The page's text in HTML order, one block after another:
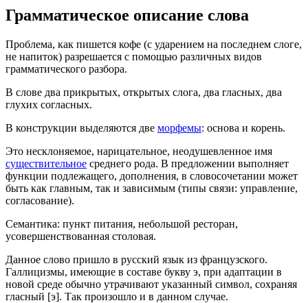
Грамматическое описание слова
Проблема, как пишется кофе (с ударением на последнем слоге,
не напиток) разрешается с помощью различных видов
грамматического разбора.
В слове два прикрытых, открытых слога, два гласных, два
глухих согласных.
В конструкции выделяются две морфемы: основа и корень.
Это несклоняемое, нарицательное, неодушевленное имя
существительное среднего рода. В предложении выполняет
функции подлежащего, дополнения, в словосочетании может
быть как главным, так и зависимым (типы связи: управление,
согласование).
Семантика: пункт питания, небольшой ресторан,
усовершенствованная столовая.
Данное слово пришло в русский язык из французского.
Галлицизмы, имеющие в составе букву э, при адаптации в
новой среде обычно утрачивают указанный символ, сохраняя
гласный [э]. Так произошло и в данном случае.